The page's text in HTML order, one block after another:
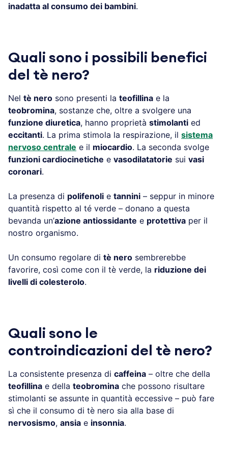
inadatta al consumo dei bambini.
Quali sono i possibili benefici
del tè nero?
Nel tè nero sono presenti la teofillina e la
teobromina, sostanze che, oltre a svolgere una
funzione diuretica, hanno proprietà stimolanti ed
eccitanti. La prima stimola la respirazione, il sistema
nervoso centrale e il miocardio. La seconda svolge
funzioni cardiocinetiche e vasodilatatorie sui vasi
coronari.
La presenza di polifenoli e tannini – seppur in minore
quantità rispetto al té verde – donano a questa
bevanda un’azione antiossidante e protettiva per il
nostro organismo.
Un consumo regolare di tè nero sembrerebbe
favorire, così come con il tè verde, la riduzione dei
livelli di colesterolo.
Quali sono le
controindicazioni del tè nero?
La consistente presenza di caffeina – oltre che della
teofillina e della teobromina che possono risultare
stimolanti se assunte in quantità eccessive – può fare
sì che il consumo di tè nero sia alla base di
nervosismo, ansia e insonnia.